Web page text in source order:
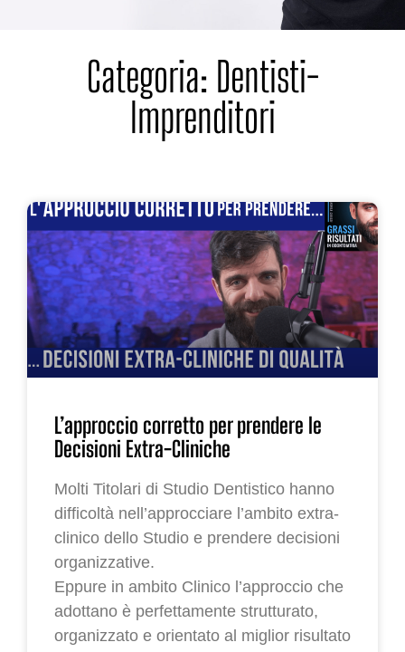
Categoria: Dentisti-
Imprenditori
L’approccio corretto per prendere le
Decisioni Extra-Cliniche
Molti Titolari di Studio Dentistico hanno
difficoltà nell’approcciare l’ambito extra-
clinico dello Studio e prendere decisioni
organizzative.
Eppure in ambito Clinico l’approccio che
adottano è perfettamente strutturato,
organizzato e orientato al miglior risultato